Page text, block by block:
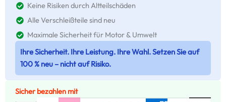
Keine Risiken durch Altteilschäden
Alle Verschleißteile sind neu
Maximale Sicherheit für Motor & Umwelt
Ihre Sicherheit. Ihre Leistung. Ihre Wahl. Setzen Sie auf
100 % neu – nicht auf Risiko.
Sicher bezahlen mit